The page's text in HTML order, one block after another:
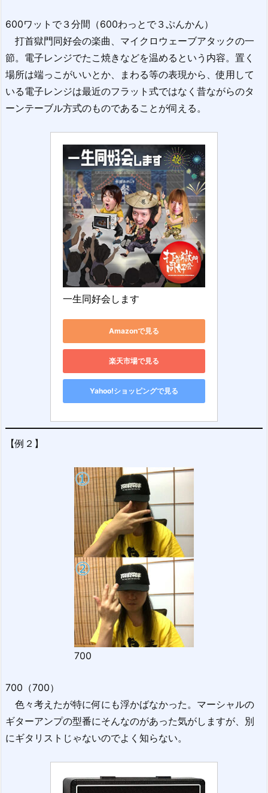
600ワットで３分間（600わっとで３ぷんかん）
打首獄門同好会の楽曲、マイクロウェーブアタックの一
節。電子レンジでたこ焼きなどを温めるという内容。置く
場所は端っこがいいとか、まわる等の表現から、使用して
いる電子レンジは最近のフラット式ではなく昔ながらのタ
ーンテーブル方式のものであることが伺える。
一生同好会します
Amazonで見る
楽天市場で見る
Yahoo!ショッピングで見る
【例２】
700
700（700）
色々考えたが特に何にも浮かばなかった。マーシャルの
ギターアンプの型番にそんなのがあった気がしますが、別
にギタリストじゃないのでよく知らない。